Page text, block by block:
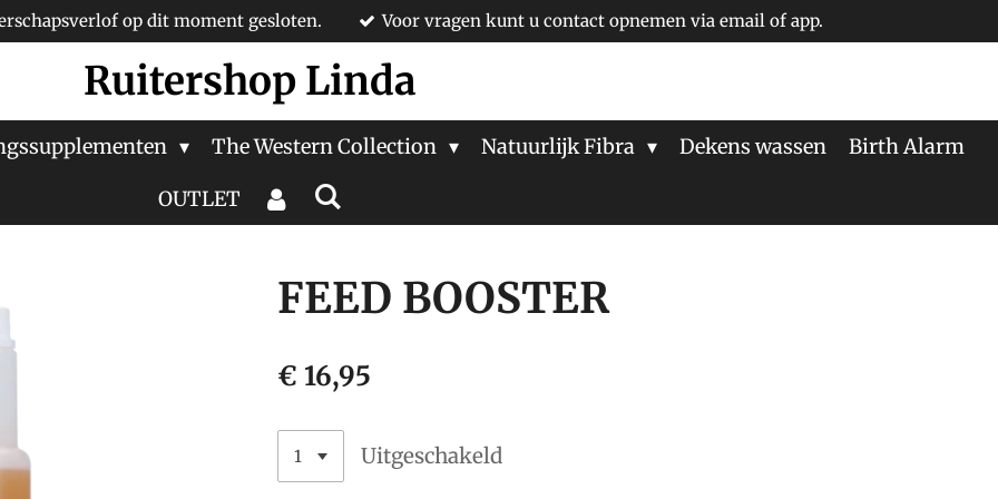
op dit moment gesloten. Voor vragen kunt u contact opnemen via email of app.
Ruitershop Linda
The Western Collection Natuurlijk Fibra Dekens wassen Birth Alarm
OUTLET
FEED BOOSTER
€ 16,95
Uitgeschakeld